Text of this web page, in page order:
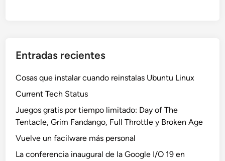
Entradas recientes
Cosas que instalar cuando reinstalas Ubuntu Linux
Current Tech Status
Juegos gratis por tiempo limitado: Day of The
Tentacle, Grim Fandango, Full Throttle y Broken Age
Vuelve un facilware más personal
La conferencia inaugural de la Google I/O 19 en